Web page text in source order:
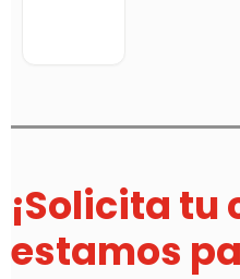
¡Solicita tu
estamos